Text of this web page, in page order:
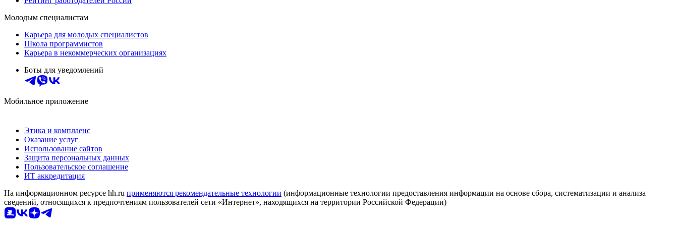
Молодым специалистам
Карьера для молодых специалистов
Школа программистов
Карьера в некоммерческих организациях
Боты для уведомлений
Мобильное приложение
Этика и комплаенс
Оказание услуг
Использование сайтов
Защита персональных данных
Пользовательское соглашение
ИТ аккредитация
На информационном ресурсе hh.ru применяются рекомендательные технологии (информационные технологии предоставления информации на основе сбора, систематизации и анализа
сведений, относящихся к предпочтениям пользователей сети «Интернет», находящихся на территории Российской Федерации)